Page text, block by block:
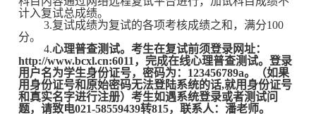
计入复试总成绩。
3.复试成绩为复试的各项考核成绩之和，满分100
分。
4.心理普查测试。考生在复试前须登录网址：
http://www.bcxl.cn:6011，完成在线心理普查测试。登录
用户名为学生身份证号，密码为：123456789a。（如果
用身份证号和原始密码无法登陆系统的话,就用身份证号
和真实名字进行注册）考生如遇系统登录或者测试问
题，请致电021-58559439转815，联系人：潘老师。